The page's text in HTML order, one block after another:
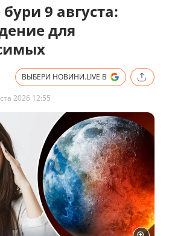
9 августа:
для
ВЫБЕРИ НОВИНИ.LIVE В
2026 12:55